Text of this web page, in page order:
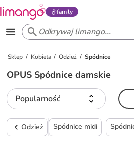
family
Sklep Kobieta Odzież Spódnice
OPUS Spódnice damskie
Popularność
Odzież Spódnice midi